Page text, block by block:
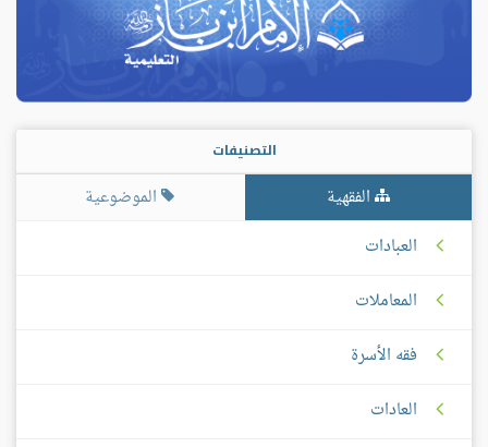
التصنيفات
الفقهية
الموضوعية
العبادات
المعاملات
فقه الأسرة
العادات